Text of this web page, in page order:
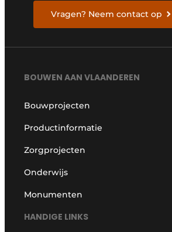
Vragen? Neem contact op
BOUWEN AAN VLAANDEREN
Bouwprojecten
Productinformatie
Zorgprojecten
Onderwijs
Monumenten
HANDIGE LINKS